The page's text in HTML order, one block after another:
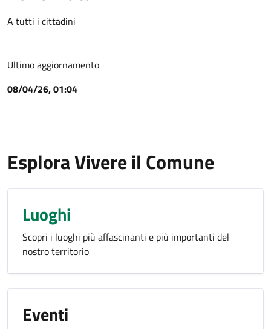
A tutti i cittadini
Ultimo aggiornamento
08/04/26, 01:04
Esplora Vivere il Comune
Luoghi
Scopri i luoghi più affascinanti e più importanti del
nostro territorio
Eventi